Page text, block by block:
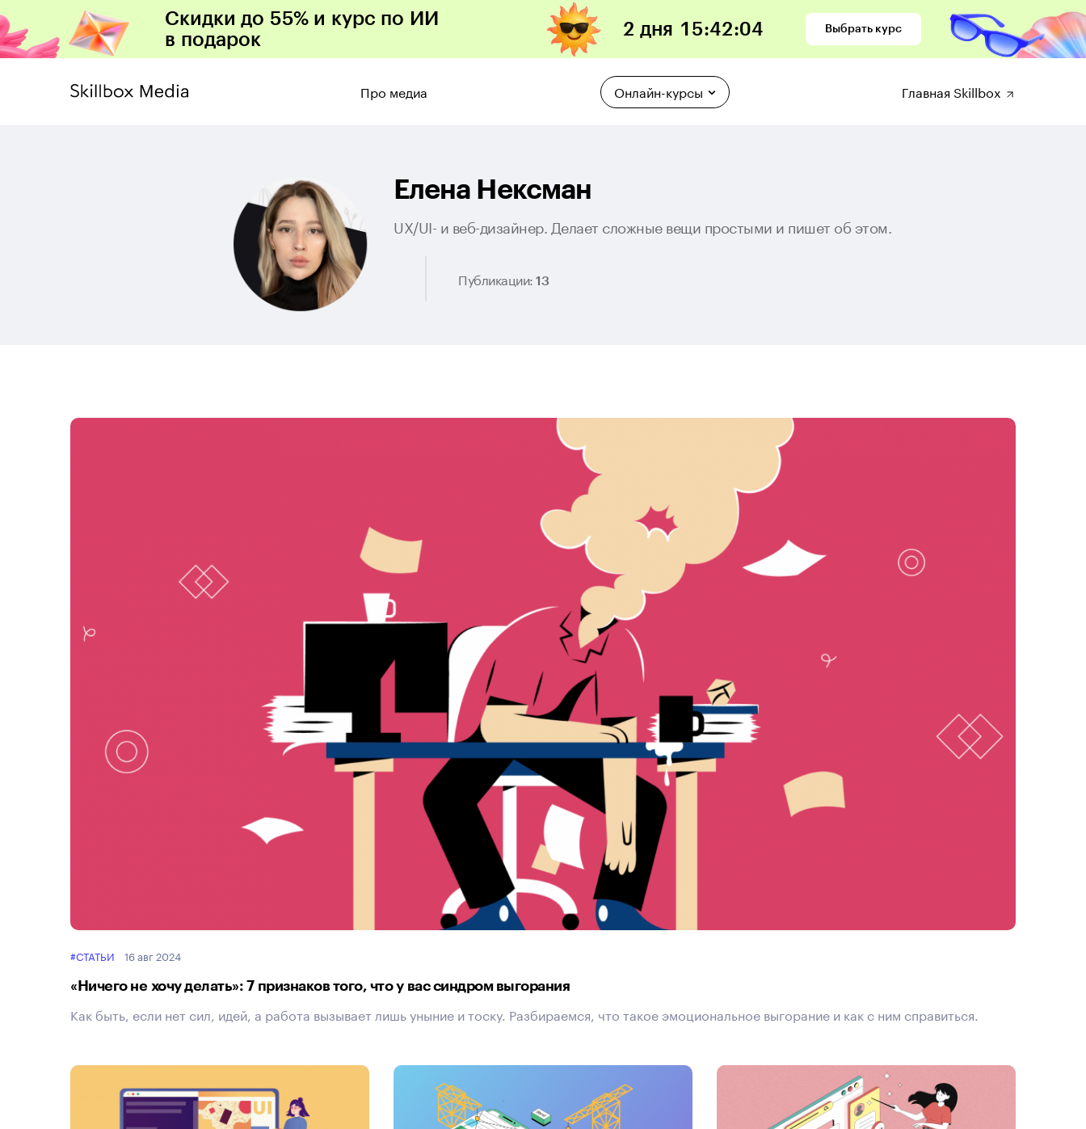
Скидки до 55% и курс по ИИ
в подарок
2 дня 15:42:03 Выбрать курс
Про медиа Онлайн-курсы Главная Skillbox
Елена Нексман
UX/UI- и веб-дизайнер. Делает сложные вещи простыми и пишет об этом.
Публикации: 13
#СТАТЬИ 16 авг 2024
«Ничего не хочу делать»: 7 признаков того, что у вас синдром выгорания
Как быть, если нет сил, идей, а работа вызывает лишь уныние и тоску. Разбираемся, что такое эмоциональное выгорание и как с ним справиться.